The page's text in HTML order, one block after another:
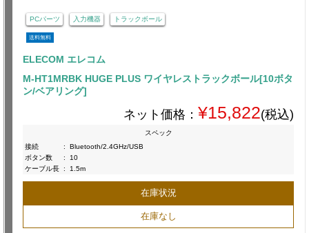
PCパーツ 入力機器 トラックボール
送料無料
ELECOM エレコム
M-HT1MRBK HUGE PLUS ワイヤレストラックボール[10ボタ
ン/ベアリング]
ネット価格： ¥15,822(税込)
スペック
接続
:
Bluetooth/2.4GHz/USB
ボタン数
:
10
ケーブル長 : 1.5m
在庫状況
在庫なし